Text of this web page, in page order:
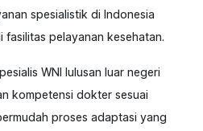
spesialistik di Indonesia
pelayanan kesehatan.
WNI lulusan luar negeri
kompetensi dokter sesuai
proses adaptasi yang